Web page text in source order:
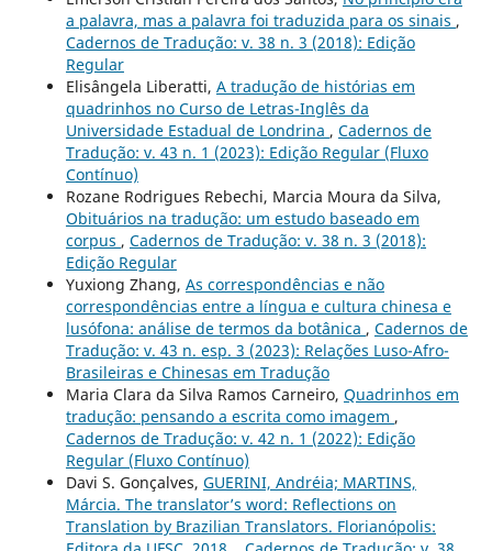
a palavra, mas a palavra foi traduzida para os sinais ,
Cadernos de Tradução: v. 38 n. 3 (2018): Edição
Regular
Elisângela Liberatti, A tradução de histórias em
quadrinhos no Curso de Letras-Inglês da
Universidade Estadual de Londrina , Cadernos de
Tradução: v. 43 n. 1 (2023): Edição Regular (Fluxo
Contínuo)
Rozane Rodrigues Rebechi, Marcia Moura da Silva,
Obituários na tradução: um estudo baseado em
corpus , Cadernos de Tradução: v. 38 n. 3 (2018):
Edição Regular
Yuxiong Zhang, As correspondências e não
correspondências entre a língua e cultura chinesa e
lusófona: análise de termos da botânica , Cadernos de
Tradução: v. 43 n. esp. 3 (2023): Relações Luso-Afro-
Brasileiras e Chinesas em Tradução
Maria Clara da Silva Ramos Carneiro, Quadrinhos em
tradução: pensando a escrita como imagem ,
Cadernos de Tradução: v. 42 n. 1 (2022): Edição
Regular (Fluxo Contínuo)
Davi S. Gonçalves, GUERINI, Andréia; MARTINS,
Márcia. The translator’s word: Reflections on
Translation by Brazilian Translators. Florianópolis: